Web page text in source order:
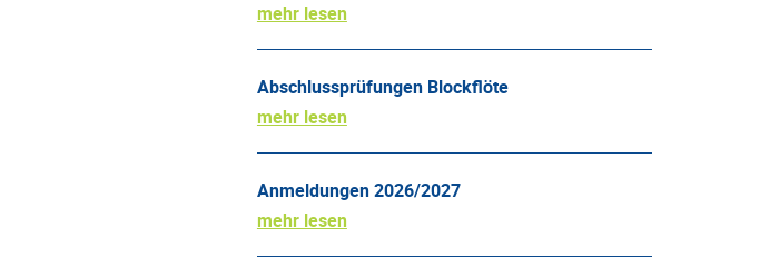
mehr lesen
Abschlussprüfungen Blockflöte
mehr lesen
Anmeldungen 2026/2027
mehr lesen